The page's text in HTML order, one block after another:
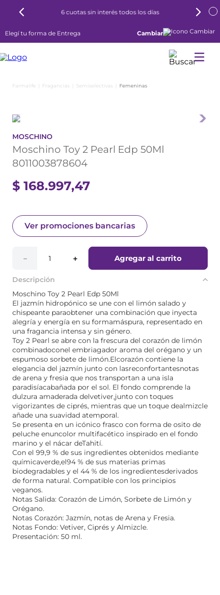
6 cuotas sin interés todos los días
Elegí tu forma de Entrega Cambiar
Fragancias Semiselectivas Femeninas
MOSCHINO
Moschino Toy 2 Pearl Edp 50Ml
8011003878604
$ 168.997,47
Ver promociones bancarias
＋
－ Agregar al carrito
Descripción
Moschino Toy 2 Pearl Edp 50Ml
El jazmín hidropónico se une con el limón salado y
chispeante paraobtener una combinación que inyecta
alegría y energía en su formamáspura, representado en
una fragancia intensa y sin género.
Toy 2 Pearl se abre con la frescura del corazón de limón
combinadoconel embriagador aroma del orégano y un
espumoso sorbete de limón.Elcorazón contiene la
elegancia del jazmín junto con lasreconfortantesnotas
de arena y fresia que nos transportan a una isla
paradisíacabañada por el sol. El fondo comprende la
dulzura amaderada delvetiver,junto con toques
vigorizantes de ciprés, mientras que un toque dealmizcle
añade una suavidad atemporal.
Se presenta en un icónico frasco con forma de osito de
peluche enuncolor multifacético inspirado en el fondo
marino y el nácar deTahití.
Con el 99,9 % de sus ingredientes obtenidos mediante
químicaverde,el94 % de sus materias primas
biodegradables y el 44 % de los ingredientesderivados
de forma natural. Compatible con los principios
veganos.
Notas Salida: Corazón de Limón, Sorbete de Limón y
Orégano.
Notas Corazón: Jazmín, notas de Arena y Fresia.
Notas Fondo: Vetiver, Ciprés y Almizcle.
Presentación: 50 ml.